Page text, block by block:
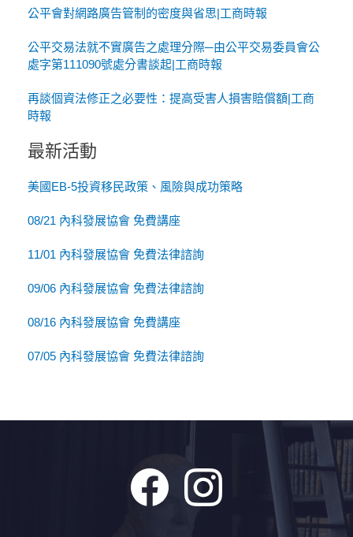
公平會對網路廣告管制的密度與省思|工商時報
公平交易法就不實廣告之處理分際─由公平交易委員會公
處字第111090號處分書談起|工商時報
再談個資法修正之必要性：提高受害人損害賠償額|工商
時報
最新活動
美國EB-5投資移民政策、風險與成功策略
08/21 內科發展協會 免費講座
11/01 內科發展協會 免費法律諮詢
09/06 內科發展協會 免費法律諮詢
08/16 內科發展協會 免費講座
07/05 內科發展協會 免費法律諮詢